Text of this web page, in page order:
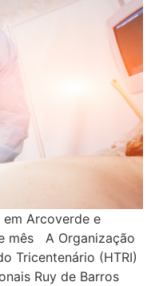
Arcoverde e
mês A Organização
Tricentenário (HTRI)
Ruy de Barros